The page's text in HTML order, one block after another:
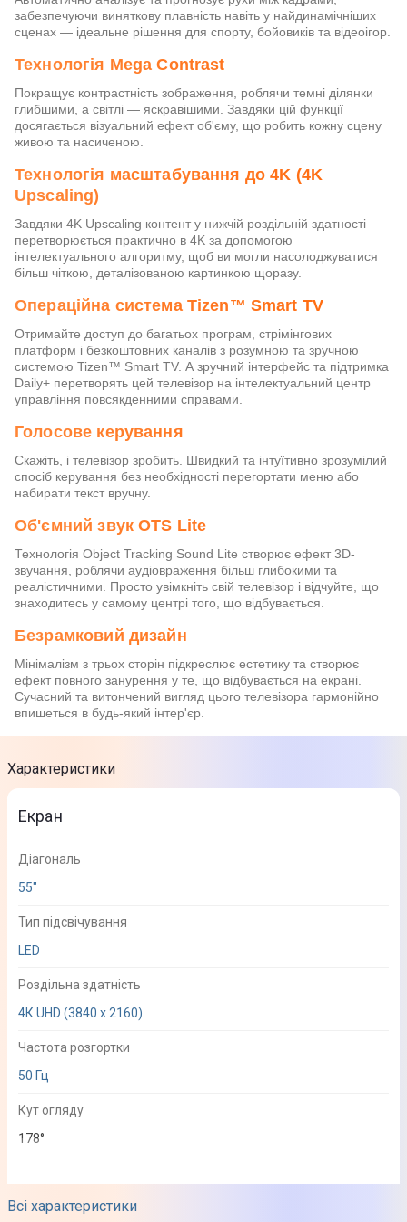
забезпечуючи виняткову плавність навіть у найдинамічніших
сценах — ідеальне рішення для спорту, бойовиків та відеоігор.
Технологія Mega Contrast
Покращує контрастність зображення, роблячи темні ділянки
глибшими, а світлі — яскравішими. Завдяки цій функції
досягається візуальний ефект об'єму, що робить кожну сцену
живою та насиченою.
Технологія масштабування до 4K (4K
Upscaling)
Завдяки 4K Upscaling контент у нижчій роздільній здатності
перетворюється практично в 4K за допомогою
інтелектуального алгоритму, щоб ви могли насолоджуватися
більш чіткою, деталізованою картинкою щоразу.
Операційна система Tizen™ Smart TV
Отримайте доступ до багатьох програм, стрімінгових
платформ і безкоштовних каналів з розумною та зручною
системою Tizen™ Smart TV. А зручний інтерфейс та підтримка
Daily+ перетворять цей телевізор на інтелектуальний центр
управління повсякденними справами.
Голосове керування
Скажіть, і телевізор зробить. Швидкий та інтуїтивно зрозумілий
спосіб керування без необхідності перегортати меню або
набирати текст вручну.
Об'ємний звук OTS Lite
Технологія Object Tracking Sound Lite створює ефект 3D-
звучання, роблячи аудіовраження більш глибокими та
реалістичними. Просто увімкніть свій телевізор і відчуйте, що
знаходитесь у самому центрі того, що відбувається.
Безрамковий дизайн
Мінімалізм з трьох сторін підкреслює естетику та створює
ефект повного занурення у те, що відбувається на екрані.
Сучасний та витончений вигляд цього телевізора гармонійно
впишеться в будь-який інтер'єр.
Характеристики
Всі характеристики
Екран
Діагональ
55"
Тип підсвічування
LED
Роздільна здатність
4К UHD (3840 x 2160)
Частота розгортки
50 Гц
Кут огляду
178°
Зображення